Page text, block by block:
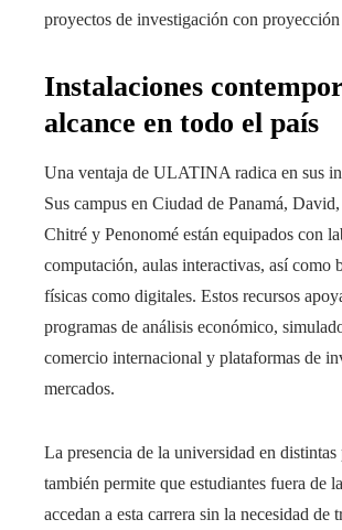
proyectos de investigación con
Instalaciones
alcance en todo el país
Una ventaja de ULATINA radica en sus
Sus campus en Ciudad de Panamá,
Chitré y Penonomé están equipados con
computación, aulas interactivas, así como
físicas como digitales. Estos recursos
programas de análisis económico,
comercio internacional y plataformas de
mercados.
La presencia de la universidad en
también permite que estudiantes fuera de
accedan a esta carrera sin la necesidad de